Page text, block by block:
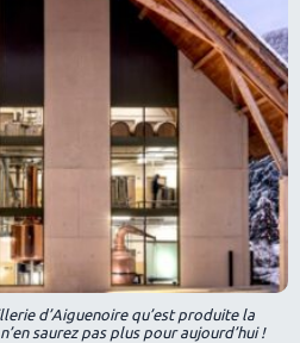
d’Aiguenoire qu’est produite la
saurez pas plus pour aujourd’hui !